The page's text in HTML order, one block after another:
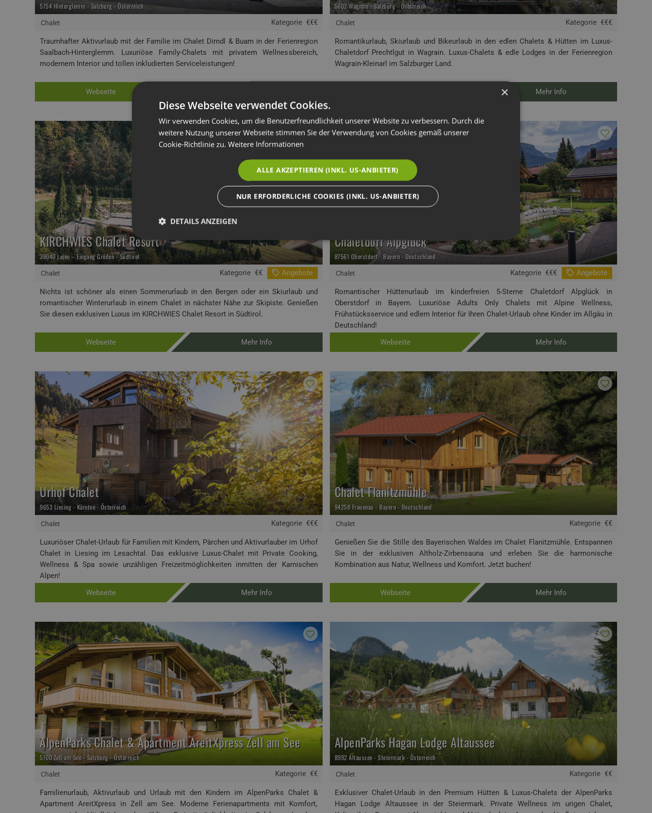
Chalet
5754 Hinterglemm - Salzburg - Österreich
Kategorie €€€
Traumhafter Aktivurlaub mit der Familie im Chalet Dirndl & Buam in der Ferienregion
Saalbach-Hinterglemm. Luxuriöse Family-Chalets mit privatem Wellnessbereich,
modernem Interior und tollen inkludierten Serviceleistungen!
Webseite
Chalet
5602 Wagrain - Salzburg - Österreich
Kategorie €€€
Romantikurlaub, Skiurlaub und Bikeurlaub in den edlen Chalets & Hütten im Luxus-
Chaletdorf Prechtlgut in Wagrain. Luxus-Chalets & edle Lodges in der Ferienregion
Wagrain-Kleinarl im Salzburger Land.
Mehr Info
Chalet
KIRCHWIES Chalet Resort
39040 Lajen – Eingang Gröden - Südtirol
Kategorie €€ Angebote
Nichts ist schöner als einen Sommerurlaub in den Bergen oder ein Skiurlaub und
romantischer Winterurlaub in einem Chalet in nächster Nähe zur Skipiste. Genießen
Sie diesen exklusiven Luxus im KIRCHWIES Chalet Resort in Südtirol.
Webseite Mehr Info
Chalet
Chaletdorf Alpglück *****
87561 Oberstdorf - Bayern - Deutschland
Kategorie €€€ Angebote
Romantischer Hüttenurlaub im kinderfreien 5-Sterne Chaletdorf Alpglück in
Oberstdorf in Bayern. Luxuriöse Adults Only Chalets mit Alpine Wellness,
Frühstücksservice und edlem Interior für Ihren Chalet-Urlaub ohne Kinder im Allgäu in
Deutschland!
Webseite
Mehr Info
Chalet
Urhof Chalet
9653 Liesing - Kärnten - Österreich
Kategorie €€€
Luxuriöser Chalet-Urlaub für Familien mit Kindern, Pärchen und Aktivurlauber im Urhof
Chalet in Liesing im Lesachtal. Das exklusive Luxus-Chalet mit Private Cooking,
Wellness & Spa sowie unzähligen Freizeitmöglichkeiten inmitten der Karnischen
Alpen!
Webseite
Mehr Info
Chalet
Chalet Flanitzmühle
94258 Frauenau - Bayern - Deutschland
Kategorie €€
Genießen Sie die Stille des Bayerischen Waldes im Chalet Flanitzmühle. Entspannen
Sie in der exklusiven Altholz-Zirbensauna und erleben Sie die harmonische
Kombination aus Natur, Wellness und Komfort. Jetzt buchen!
Webseite Mehr Info
Chalet
AlpenParks Chalet & Apartment AreitXpress Zell am See
5700 Zell am See - Salzburg - Österreich
Kategorie €€
Familienurlaub, Aktivurlaub und Urlaub mit den Kindern im AlpenParks Chalet &
Apartment AreitXpress in Zell am See. Moderne Ferienapartments mit Komfort,
Chalet
AlpenParks Hagan Lodge Altaussee
8992 Altaussee - Steiermark - Österreich
Kategorie €€
Exklusiver Chalet-Urlaub in den Premium Hütten & Luxus-Chalets der AlpenParks
Hagan Lodge Altaussee in der Steiermark. Private Wellness im urigen Chalet,
×
Diese Webseite verwendet Cookies.
Wir verwenden Cookies, um die Benutzerfreundlichkeit unserer Website zu verbessern. Durch die
weitere Nutzung unserer Webseite stimmen Sie der Verwendung von Cookies gemäß unserer
Cookie-Richtlinie zu. Weitere Informationen
ALLE AKZEPTIEREN (INKL. US-ANBIETER)
NUR ERFORDERLICHE COOKIES (INKL. US-ANBIETER)
DETAILS ANZEIGEN